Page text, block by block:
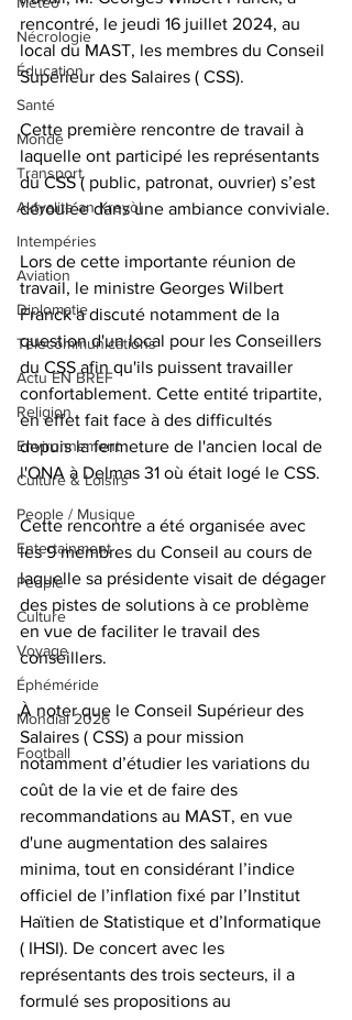
Nécrologie
Éducation
Santé
Monde
Transport
Aktyalite an Kreyòl
Intempéries
Aviation
Diplomatie
Télécommunications
Actu EN BREF
Religion
Environnement
Culture & Loisirs
People / Musique
Entertainment
People
Culture
Voyage
Éphéméride
Mondial 2026
Football
rencontré, le jeudi 16 juillet 2024, au
local du MAST, les membres du Conseil
Supérieur des Salaires ( CSS).
Cette première rencontre de travail à
laquelle ont participé les représentants
du CSS ( public, patronat, ouvrier) s’est
déroulée dans une ambiance conviviale.
Lors de cette importante réunion de
travail, le ministre Georges Wilbert
Franck a discuté notamment de la
question d'un local pour les Conseillers
du CSS afin qu'ils puissent travailler
confortablement. Cette entité tripartite,
en effet fait face à des difficultés
depuis la fermeture de l'ancien local de
l'ONA à Delmas 31 où était logé le CSS.
Cette rencontre a été organisée avec
les 9 membres du Conseil au cours de
laquelle sa présidente visait de dégager
des pistes de solutions à ce problème
en vue de faciliter le travail des
conseillers.
À noter que le Conseil Supérieur des
Salaires ( CSS) a pour mission
notamment d’étudier les variations du
coût de la vie et de faire des
recommandations au MAST, en vue
d'une augmentation des salaires
minima, tout en considérant l’indice
officiel de l’inflation fixé par l’Institut
Haïtien de Statistique et d’Informatique
( IHSI). De concert avec les
représentants des trois secteurs, il a
formulé ses propositions au